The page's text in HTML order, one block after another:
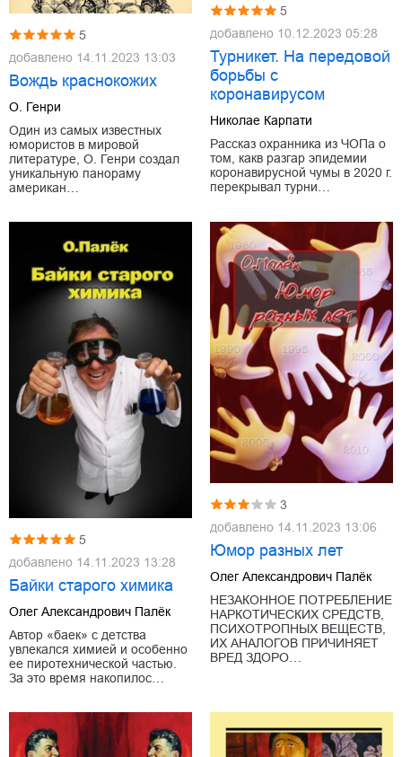
5
добавлено 14.11.2023 13:03
Вождь краснокожих
О. Генри
Один из самых известных
юмористов в мировой
литературе, О. Генри создал
уникальную панораму
американ…
5
добавлено 10.12.2023 05:28
Турникет. На передовой
борьбы с
коронавирусом
Николае Карпати
Рассказ охранника из ЧОПа о
том, какв разгар эпидемии
коронавирусной чумы в 2020 г.
перекрывал турни…
5
добавлено 14.11.2023 13:28
Байки старого химика
Олег Александрович Палёк
Автор «баек» с детства
увлекался химией и особенно
ее пиротехнической частью.
За это время накопилос…
3
добавлено 14.11.2023 13:06
Юмор разных лет
Олег Александрович Палёк
НЕЗАКОННОЕ ПОТРЕБЛЕНИЕ
НАРКОТИЧЕСКИХ СРЕДСТВ,
ПСИХОТРОПНЫХ ВЕЩЕСТВ,
ИХ АНАЛОГОВ ПРИЧИНЯЕТ
ВРЕД ЗДОРО…